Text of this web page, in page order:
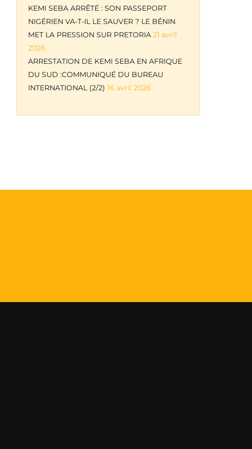
KEMI SEBA ARRÊTÉ : SON PASSEPORT
NIGÉRIEN VA-T-IL LE SAUVER ? LE BÉNIN
MET LA PRESSION SUR PRETORIA 21 avril
2026
ARRESTATION DE KEMI SEBA EN AFRIQUE
DU SUD :COMMUNIQUÉ DU BUREAU
INTERNATIONAL (2/2) 16 avril 2026